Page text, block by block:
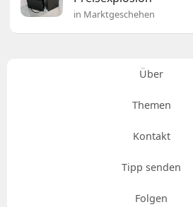
in Marktgeschehen
Über
Themen
Kontakt
Tipp senden
Folgen